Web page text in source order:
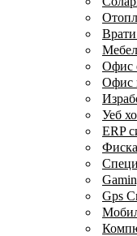
Офис
Офис
Уеб
ERP
Gps